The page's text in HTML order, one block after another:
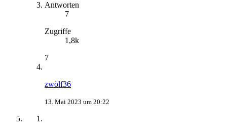
Antworten
7
Zugriffe
1,8k
7
zwölf36
13. Mai 2023 um 20:22